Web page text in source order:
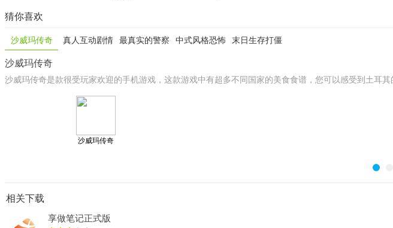
猜你喜欢
沙威玛传奇
真人互动剧情 最真实的警察 中式风格恐怖 末日生存打僵
沙威玛传奇
沙威玛传奇是款很受玩家欢迎的手机游戏，这款游戏中有超多不同国家的美食食谱，您可以感受到土耳
沙威玛传奇
相关下载
享做笔记正式版